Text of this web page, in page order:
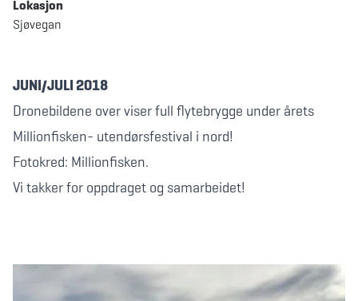
Lokasjon
Sjøvegan
JUNI/JULI 2018
Dronebildene over viser full flytebrygge under årets
Millionfisken- utendørsfestival i nord!
Fotokred: Millionfisken.
Vi takker for oppdraget og samarbeidet!